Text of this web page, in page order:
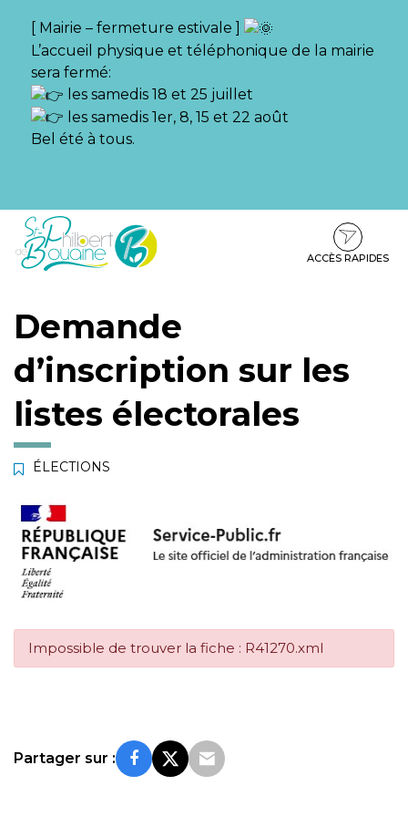
[ Mairie – fermeture estivale ]
L’accueil physique et téléphonique de la mairie
sera fermé:
les samedis 18 et 25 juillet
les samedis 1er, 8, 15 et 22 août
Bel été à tous.
Aller
Aller
contenu
Aller
pied
ACCÈS RAPIDES
Demande
d’inscription sur les
listes électorales
ÉLECTIONS
Impossible de trouver la fiche : R41270.xml
Partager sur :